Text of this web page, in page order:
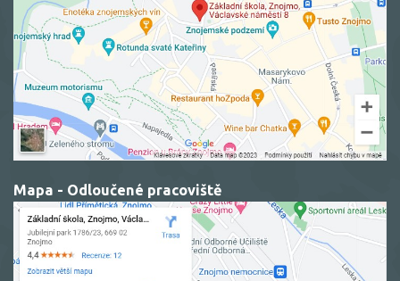
Mapa - Odloučené pracoviště